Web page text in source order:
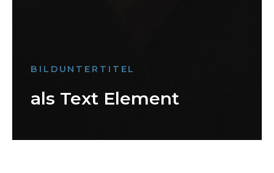
BILDUNTERTITEL
als Text Element